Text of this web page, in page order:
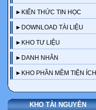
►KIẾN THỨC TIN HỌC
►DOWNLOAD TÀI LIỆU
►KHO TƯ LIỆU
►DANH NHÂN
►KHO PHẦN MỀM TIỆN ÍCH
KHO TÀI NGUYÊN